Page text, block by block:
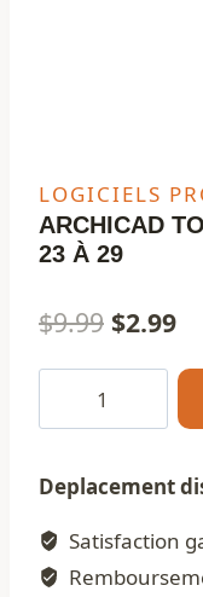
LOGICIELS
ARCHICAD
23 À 29
$9.99 Le
prix
$9.99.
$2.99Le
TOUTE
VERSIONS
DE
Deplacement
Satisfaction